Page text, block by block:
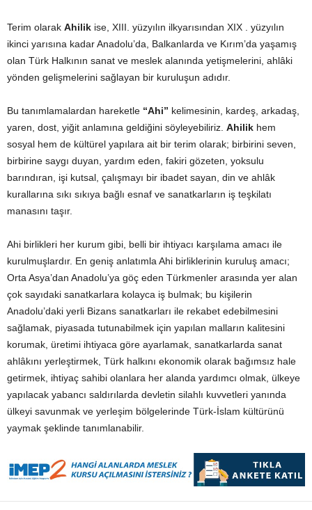
Terim olarak Ahilik ise, XIII. yüzyılın ilkyarısından XIX . yüzyılın
ikinci yarısına kadar Anadolu’da, Balkanlarda ve Kırım’da yaşamış
olan Türk Halkının sanat ve meslek alanında yetişmelerini, ahlâki
yönden gelişmelerini sağlayan bir kuruluşun adıdır.
Bu tanımlamalardan hareketle “Ahi” kelimesinin, kardeş, arkadaş,
yaren, dost, yiğit anlamına geldiğini söyleyebiliriz. Ahilik hem
sosyal hem de kültürel yapılara ait bir terim olarak; birbirini seven,
birbirine saygı duyan, yardım eden, fakiri gözeten, yoksulu
barındıran, işi kutsal, çalışmayı bir ibadet sayan, din ve ahlâk
kurallarına sıkı sıkıya bağlı esnaf ve sanatkarların iş teşkilatı
manasını taşır.
Ahi birlikleri her kurum gibi, belli bir ihtiyacı karşılama amacı ile
kurulmuşlardır. En geniş anlatımla Ahi birliklerinin kuruluş amacı;
Orta Asya’dan Anadolu’ya göç eden Türkmenler arasında yer alan
çok sayıdaki sanatkarlara kolayca iş bulmak; bu kişilerin
Anadolu’daki yerli Bizans sanatkarları ile rekabet edebilmesini
sağlamak, piyasada tutunabilmek için yapılan malların kalitesini
korumak, üretimi ihtiyaca göre ayarlamak, sanatkarlarda sanat
ahlâkını yerleştirmek, Türk halkını ekonomik olarak bağımsız hale
getirmek, ihtiyaç sahibi olanlara her alanda yardımcı olmak, ülkeye
yapılacak yabancı saldırılarda devletin silahlı kuvvetleri yanında
ülkeyi savunmak ve yerleşim bölgelerinde Türk-İslam kültürünü
yaymak şeklinde tanımlanabilir.